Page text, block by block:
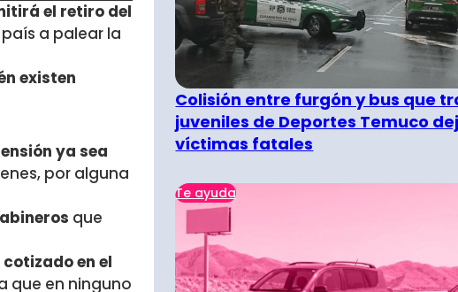
el retiro del
a palear la
existen
ya sea
por alguna
que
en el
que en ninguno
Colisión entre furgón y bus que
juveniles de Deportes Temuco
víctimas fatales
Te ayuda